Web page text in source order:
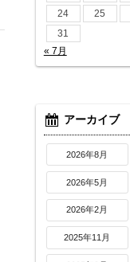
24
25
31
« 7月
アーカイブ
2026年8月
2026年5月
2026年2月
2025年11月